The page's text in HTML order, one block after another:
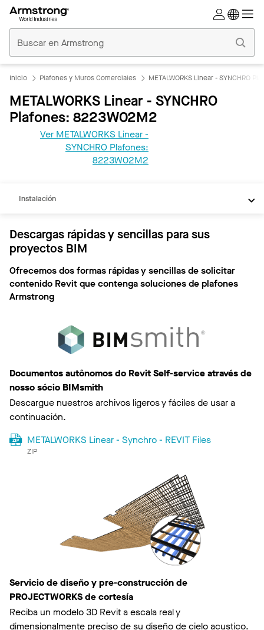
Comerciales
Inicio
Inicio Plafones y Muros Comerciales METALWORKS Linear - SYNCHRO
METALWORKS Linear - SYNCHRO
Plafones: 8223W02M2
Ver METALWORKS Linear -
SYNCHRO Plafones:
8223W02M2
Instalación
Descargas rápidas y sencillas para sus
proyectos BIM
Ofrecemos dos formas rápidas y sencillas de solicitar
contenido Revit que contenga soluciones de plafones
Armstrong
Documentos autônomos do Revit Self-service através de
nosso sócio BIMsmith
Descargue nuestros archivos ligeros y fáciles de usar a
continuación.
METALWORKS Linear - Synchro - REVIT Files
ZIP
Servicio de diseño y pre-construcción de
PROJECTWORKS de cortesía
Reciba un modelo 3D Revit a escala real y
dimensionalmente preciso de su diseño de cielo acustico.